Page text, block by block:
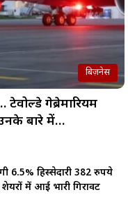
बिज़नेस
टेवोल्डे गेब्रेमारियम
बारे में…
6.5% हिस्सेदारी 382 रुपये
में आई भारी गिरावट